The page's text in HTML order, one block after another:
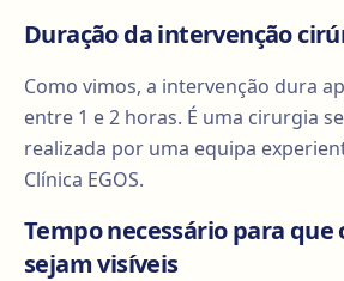
Duração da intervenção
Como vimos, a intervenção dura
entre 1 e 2 horas. É uma cirurgia
realizada por uma equipa
Clínica EGOS.
Tempo necessário para que
sejam visíveis